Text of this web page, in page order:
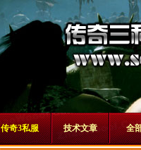
传奇3私服 技术文章 全